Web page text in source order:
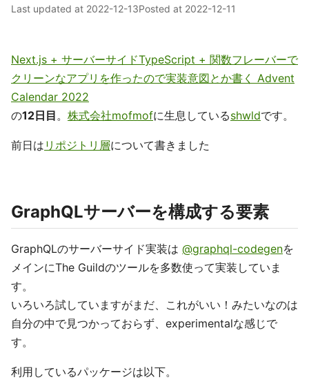
Last updated at 2022-12-13Posted at 2022-12-11
Next.js + サーバーサイドTypeScript + 関数フレーバーで
クリーンなアプリを作ったので実装意図とか書く Advent
Calendar 2022
の12日目。 株式会社mofmofに生息しているshwldです。
前日は リポジトリ層について書きました
GraphQLサーバーを構成する要素
GraphQLのサーバーサイド実装は @graphql-codegenを
メインにThe Guildのツールを多数使って実装していま
す。
いろいろ試していますがまだ、これがいい！みたいなのは
自分の中で見つかっておらず、experimentalな感じで
す。
利用しているパッケージは以下。